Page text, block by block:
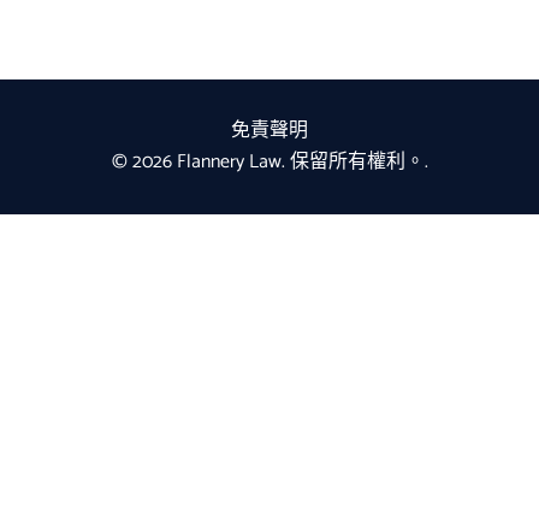
免責聲明
© 2026 Flannery Law. 保留所有權利。.